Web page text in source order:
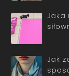
Jaka
Jak